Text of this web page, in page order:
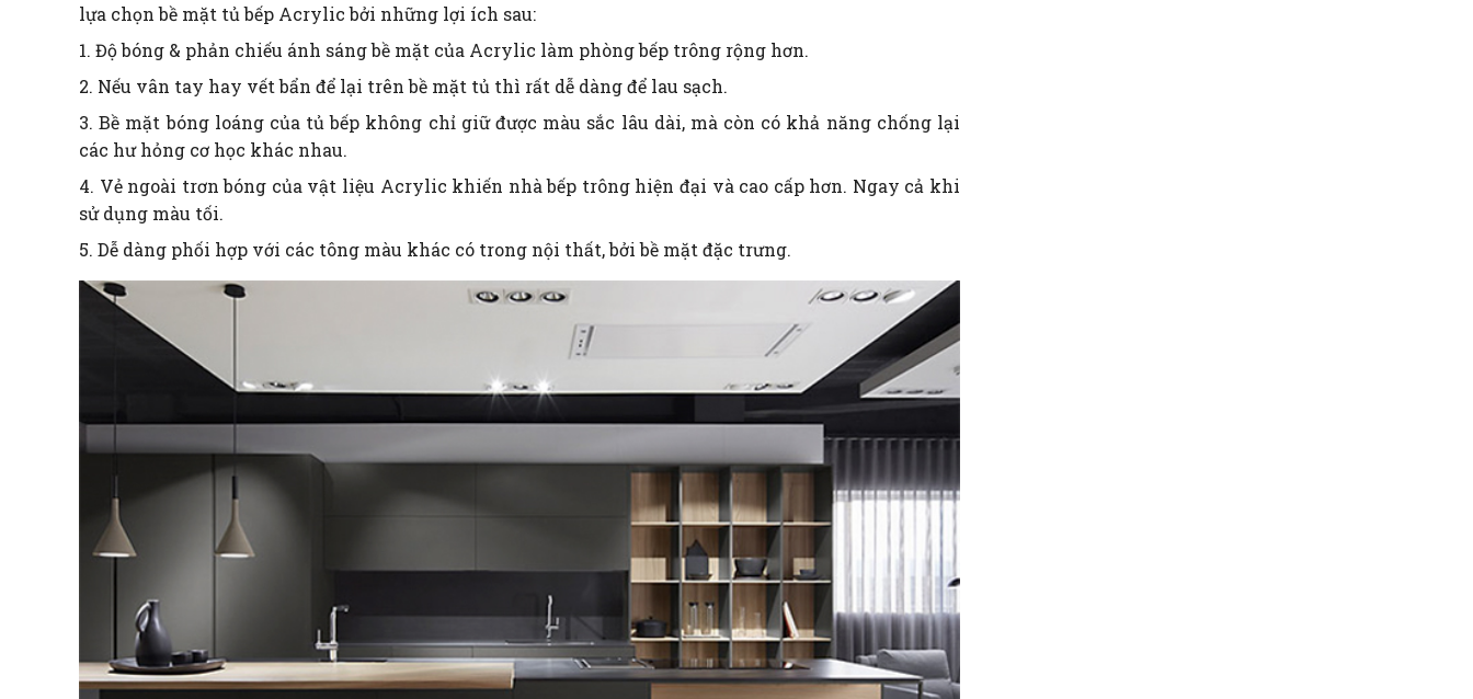
lựa chọn bề mặt tủ bếp Acrylic bởi những lợi ích sau:
1. Độ bóng & phản chiếu ánh sáng bề mặt của Acrylic làm phòng bếp trông rộng hơn.
2. Nếu vân tay hay vết bẩn để lại trên bề mặt tủ thì rất dễ dàng để lau sạch.
3. Bề mặt bóng loáng của tủ bếp không chỉ giữ được màu sắc lâu dài, mà còn có khả năng chống lại
các hư hỏng cơ học khác nhau.
4. Vẻ ngoài trơn bóng của vật liệu Acrylic khiến nhà bếp trông hiện đại và cao cấp hơn. Ngay cả khi
sử dụng màu tối.
5. Dễ dàng phối hợp với các tông màu khác có trong nội thất, bởi bề mặt đặc trưng.